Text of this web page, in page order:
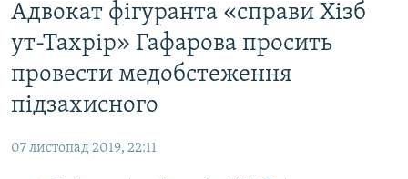
основного
матеріалу
Перейти
до
основної
Перейти
ВОДА.КРИМ
ВІДЕО ТА ФОТО
ПОЛІТИКА
Адвокат фігуранта «справи Хізб
ут-Тахрір» Гафарова просить
провести медобстеження
підзахисного
07 листопад 2019, 22:11